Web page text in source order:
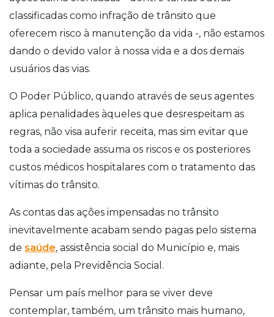
classificadas como infração de trânsito que
oferecem risco à manutenção da vida -, não estamos
dando o devido valor à nossa vida e a dos demais
usuários das vias.
O Poder Público, quando através de seus agentes
aplica penalidades àqueles que desrespeitam as
regras, não visa auferir receita, mas sim evitar que
toda a sociedade assuma os riscos e os posteriores
custos médicos hospitalares com o tratamento das
vítimas do trânsito.
As contas das ações impensadas no trânsito
inevitavelmente acabam sendo pagas pelo sistema
de saúde, assistência social do Município e, mais
adiante, pela Previdência Social.
Pensar um país melhor para se viver deve
contemplar, também, um trânsito mais humano,